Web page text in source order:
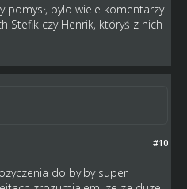
pomysł, bylo wiele komentarzy
Stefik czy Henrik, któryś z nich
#10
do bylby super